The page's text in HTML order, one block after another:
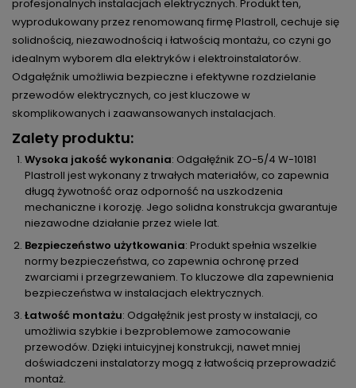
profesjonalnych instalacjach elektrycznych. Produkt ten,
wyprodukowany przez renomowaną firmę Plastroll, cechuje się
solidnością, niezawodnością i łatwością montażu, co czyni go
idealnym wyborem dla elektryków i elektroinstalatorów.
Odgałęźnik umożliwia bezpieczne i efektywne rozdzielanie
przewodów elektrycznych, co jest kluczowe w
skomplikowanych i zaawansowanych instalacjach.
Zalety produktu:
Wysoka jakość wykonania: Odgałęźnik ZO-5/4 W-10181
Plastroll jest wykonany z trwałych materiałów, co zapewnia
długą żywotność oraz odporność na uszkodzenia
mechaniczne i korozję. Jego solidna konstrukcja gwarantuje
niezawodne działanie przez wiele lat.
Bezpieczeństwo użytkowania: Produkt spełnia wszelkie
normy bezpieczeństwa, co zapewnia ochronę przed
zwarciami i przegrzewaniem. To kluczowe dla zapewnienia
bezpieczeństwa w instalacjach elektrycznych.
Łatwość montażu: Odgałęźnik jest prosty w instalacji, co
umożliwia szybkie i bezproblemowe zamocowanie
przewodów. Dzięki intuicyjnej konstrukcji, nawet mniej
doświadczeni instalatorzy mogą z łatwością przeprowadzić
montaż.